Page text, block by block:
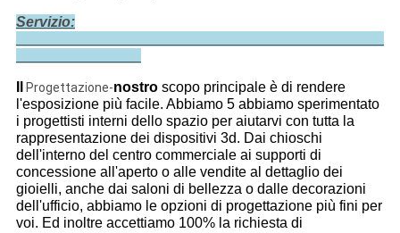
Servizio:
Progettazione-nostroscopo principale è di rendere
l'esposizione più facile. Abbiamo 5 abbiamo sperimentato
i progettisti interni dello spazio per aiutarvi con tutta la
rappresentazione dei dispositivi 3d. Dai chioschi
dell'interno del centro commerciale ai supporti di
concessione all'aperto o alle vendite al dettaglio dei
gioielli, anche dai saloni di bellezza o dalle decorazioni
dell'ufficio, abbiamo le opzioni di progettazione più fini per
voi. Ed inoltre accettiamo 100% la richiesta di